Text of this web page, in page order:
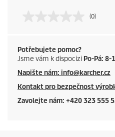
(0)
Potřebujete pomoc?
Jsme vám k dispocizi Po-Pá: 8-
Napište nám: info@karcher.cz
Kontakt pro bezpečnost
Zavolejte nám: +420 323 555